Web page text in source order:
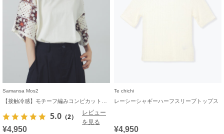
Samansa Mos2
5.0 （2）
レビュー
を見る
¥4,950
Te chichi
レーシーシャギーハーフスリーブトップス
¥4,950